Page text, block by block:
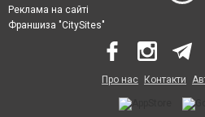
Реклама на сайті
Франшиза "CitySites"
Про нас Контакти